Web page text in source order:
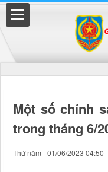
Một số chính
trong tháng 6/
Thứ năm - 01/06/2023 04:50
Đã kết nối EMC